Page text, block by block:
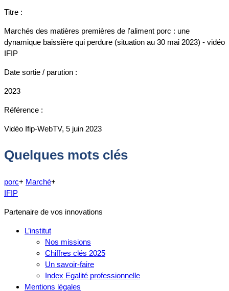
Titre :
Marchés des matières premières de l'aliment porc : une
dynamique baissière qui perdure (situation au 30 mai 2023) - vidéo
IFIP
Date sortie / parution :
2023
Référence :
Vidéo Ifip-WebTV, 5 juin 2023
Quelques mots clés
porc+ Marché+
IFIP
Partenaire de vos innovations
L’institut
Nos missions
Chiffres clés 2025
Un savoir-faire
Index Egalité professionnelle
Mentions légales